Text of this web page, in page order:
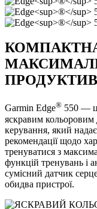
Garmin Edge® 550 —
яскравим
керування, який надає
рекомендації щодо
тренуватися з
функцій тренувань і
сумісний датчик
обидва пристрої.